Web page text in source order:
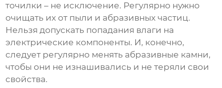
точилки – не исключение. Регулярно нужно
очищать их от пыли и абразивных частиц.
Нельзя допускать попадания влаги на
электрические компоненты. И, конечно,
следует регулярно менять абразивные камни,
чтобы они не изнашивались и не теряли свои
свойства.